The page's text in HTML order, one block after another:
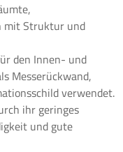
mit Struktur und
den Innen- und
Messerückwand,
verwendet.
ihr geringes
und gute